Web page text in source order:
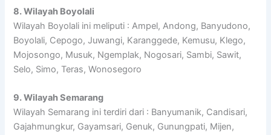
8. Wilayah Boyolali
Wilayah Boyolali ini meliputi : Ampel, Andong, Banyudono,
Boyolali, Cepogo, Juwangi, Karanggede, Kemusu, Klego,
Mojosongo, Musuk, Ngemplak, Nogosari, Sambi, Sawit,
Selo, Simo, Teras, Wonosegoro
9. Wilayah Semarang
Wilayah Semarang ini terdiri dari : Banyumanik, Candisari,
Gajahmungkur, Gayamsari, Genuk, Gunungpati, Mijen,